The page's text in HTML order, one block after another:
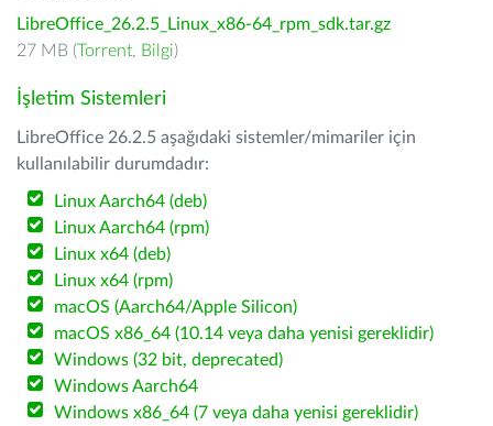
LibreOffice_26.2.5_Linux_x86-64_rpm_sdk.tar.gz
27 MB (Torrent, Bilgi)
İşletim Sistemleri
LibreOffice 26.2.5 aşağıdaki sistemler/mimariler için
kullanılabilir durumdadır:
Linux Aarch64 (deb)
Linux Aarch64 (rpm)
Linux x64 (deb)
Linux x64 (rpm)
macOS (Aarch64/Apple Silicon)
macOS x86_64 (10.14 veya daha yenisi gereklidir)
Windows (32 bit, deprecated)
Windows Aarch64
Windows x86_64 (7 veya daha yenisi gereklidir)